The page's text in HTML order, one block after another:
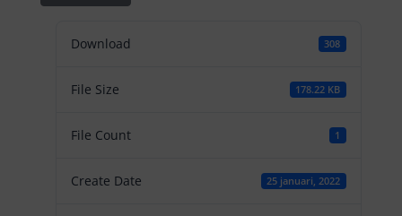
Download 308
File Size 178.22 KB
File Count 1
Create Date 25 januari, 2022